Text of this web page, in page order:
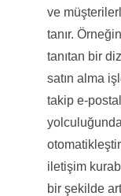
ve
tanır.
tanıtan bir
satın alma
takip e-
iletişim
bir şekilde